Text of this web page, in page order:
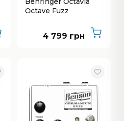
Octave Fuzz
4 799 грн